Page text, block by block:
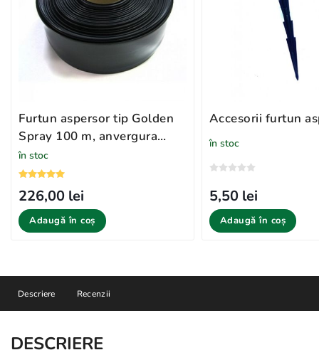
Furtun aspersor tip Golden
Spray 100 m, anvergura
aspersie 10 M
în stoc
226,00 lei
Adaugă în coș
Accesorii furtun
în stoc
5,50 lei
Adaugă în coș
Descriere Recenzii
DESCRIERE